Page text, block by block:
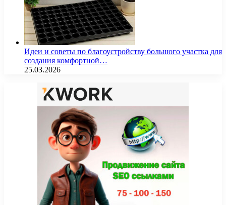
Идеи и советы по благоустройству большого участка для
создания комфортной…
25.03.2026